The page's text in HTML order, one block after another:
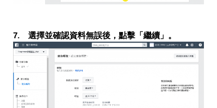
7. 選擇並確認資料無誤後，點擊「繼續」。